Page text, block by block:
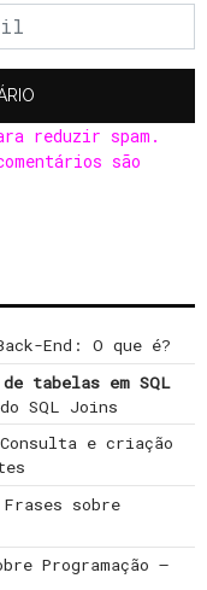
reduzir spam.
são
End: O que é?
tabelas em SQL
SQL Joins
Consulta e criação
sobre
Programação –